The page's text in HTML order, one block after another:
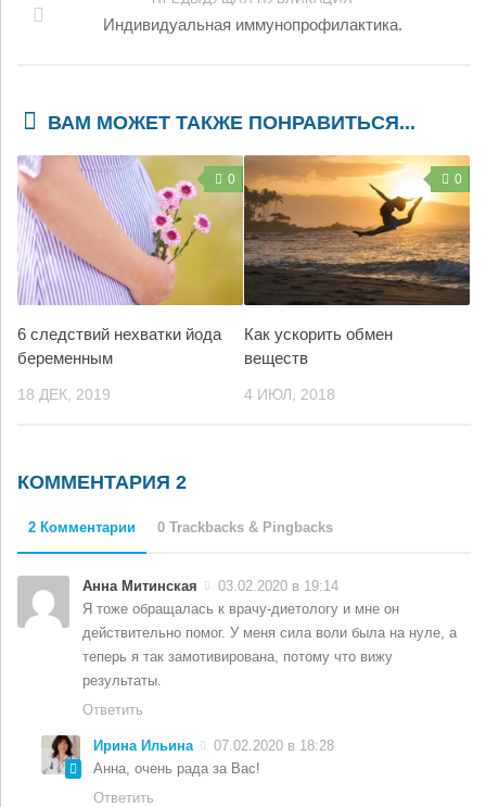
Индивидуальная иммунопрофилактика.
ВАМ МОЖЕТ ТАКЖЕ ПОНРАВИТЬСЯ...
0
6 следствий нехватки йода
беременным
18 ДЕК, 2019
0
Как ускорить обмен
веществ
4 ИЮЛ, 2018
КОММЕНТАРИЯ 2
2 Комментарии 0 Trackbacks & Pingbacks
Анна Митинская
03.02.2020 в 19:14
Я тоже обращалась к врачу-диетологу и мне он
действительно помог. У меня сила воли была на нуле, а
теперь я так замотивирована, потому что вижу
результаты.
Ответить
Ирина Ильина
07.02.2020 в 18:28
Анна, очень рада за Вас!
Ответить